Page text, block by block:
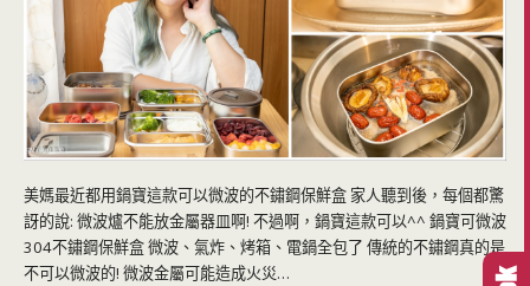
美媽最近都用鍋寶這款可以微波的不鏽鋼保鮮盒 家人聽到後，每個都驚
訝的說: 微波爐不能放金屬器皿啊! 不過啊，鍋寶這款可以^^ 鍋寶可微波
304不鏽鋼保鮮盒 微波、氣炸、烤箱、電鍋全包了 傳統的不鏽鋼真的是
不可以微波的! 微波金屬可能造成火災…